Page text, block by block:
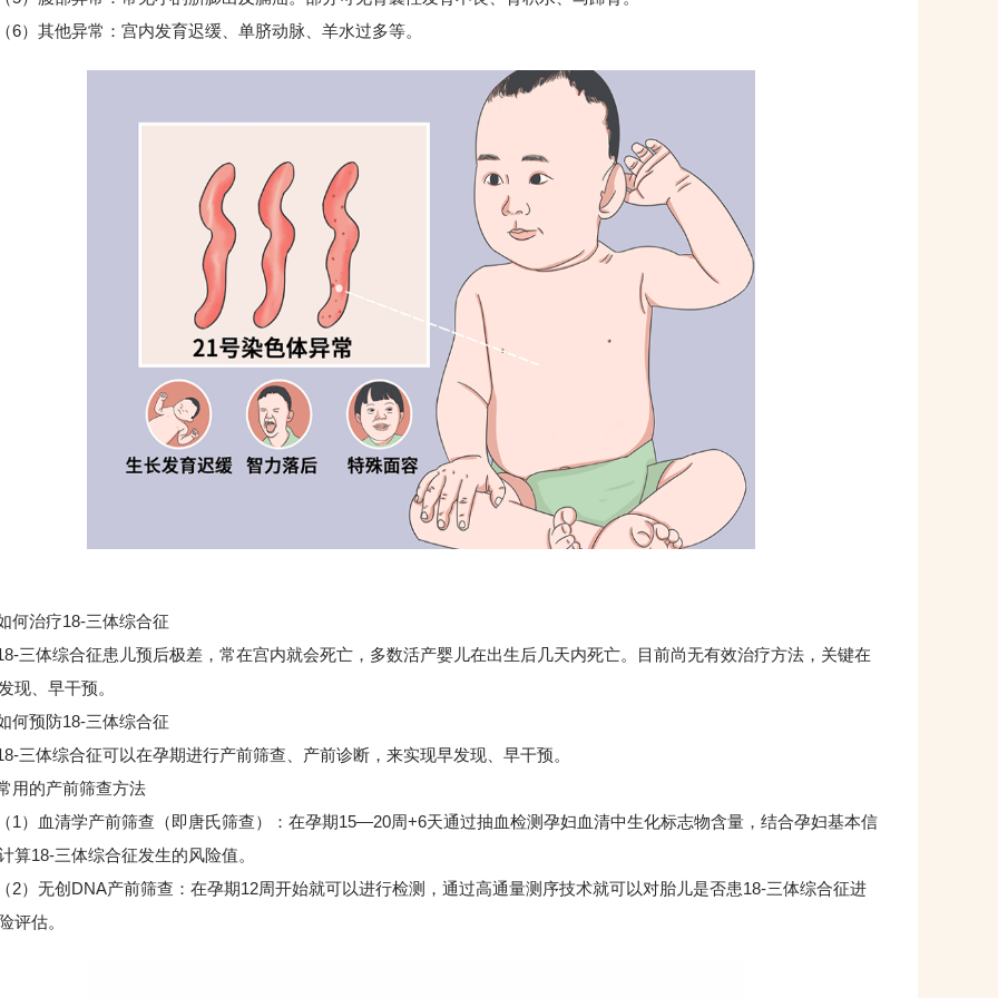
其他异常：宫内发育迟缓、单脐动脉、羊水过多等。
疗18-三体综合征
体综合征患儿预后极差，常在宫内就会死亡，多数活产婴儿在出生后几天内死亡。目前尚无有效治疗方法，关键在
现、早干预。
防18-三体综合征
体综合征可以在孕期进行产前筛查、产前诊断，来实现早发现、早干预。
的产前筛查方法
血清学产前筛查（即唐氏筛查）：在孕期15—20周+6天通过抽血检测孕妇血清中生化标志物含量，结合孕妇基本信
算18-三体综合征发生的风险值。
无创DNA产前筛查：在孕期12周开始就可以进行检测，通过高通量测序技术就可以对胎儿是否患18-三体综合征进
评估。